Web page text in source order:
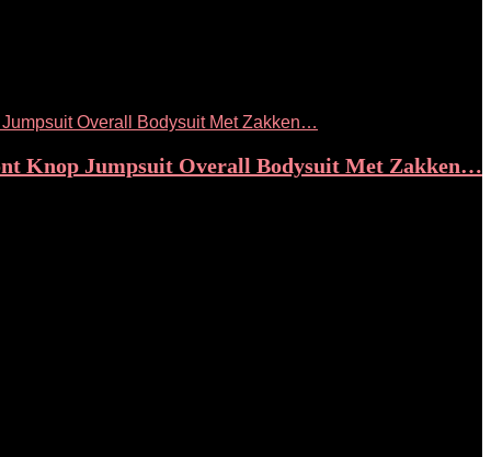
Knop Jumpsuit Overall Bodysuit Met Zakken…